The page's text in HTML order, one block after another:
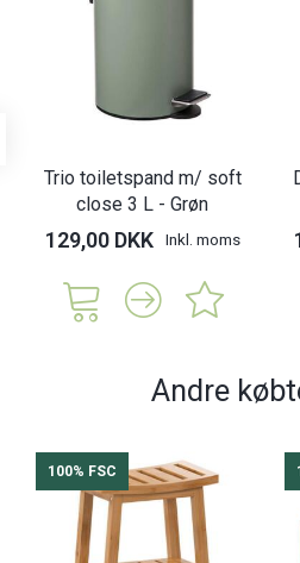
Trio toiletspand m/ soft
close 3 L - Grøn
129,00 DKK Inkl. moms
Andre
100% FSC